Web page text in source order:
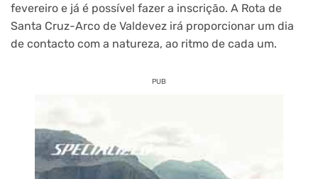
fevereiro e já é possível fazer a inscrição. A Rota de
Santa Cruz-Arco de Valdevez irá proporcionar um dia
de contacto com a natureza, ao ritmo de cada um.
PUB